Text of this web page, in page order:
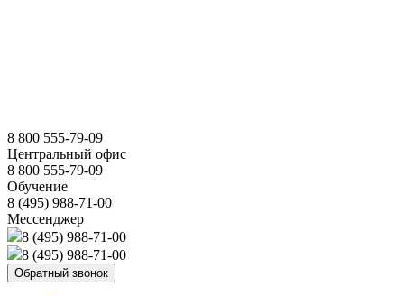
8 800 555-79-09
Центральный офис
8 800 555-79-09
Обучение
8 (495) 988-71-00
Мессенджер
8 (495) 988-71-00
8 (495) 988-71-00
Обратный звонок